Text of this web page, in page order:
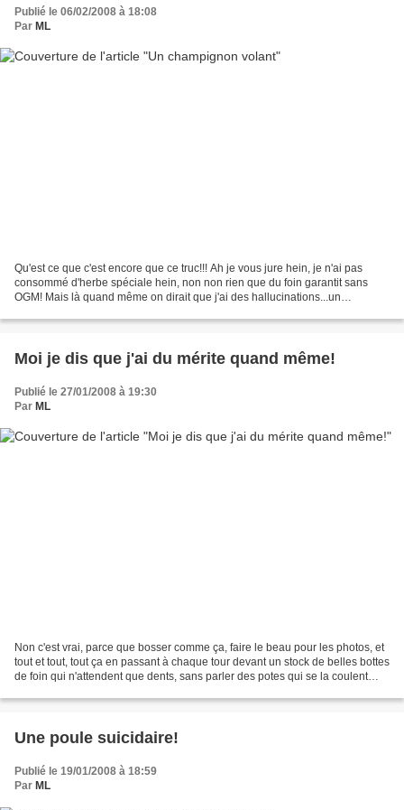
Publié le 06/02/2008 à 18:08
Par ML
Qu'est ce que c'est encore que ce truc!!! Ah je vous jure hein, je n'ai pas
consommé d'herbe spéciale hein, non non rien que du foin garantit sans
OGM! Mais là quand même on dirait que j'ai des hallucinations...un
Moi je dis que j'ai du mérite quand même!
Publié le 27/01/2008 à 19:30
Par ML
Non c'est vrai, parce que bosser comme ça, faire le beau pour les photos, et
tout et tout, tout ça en passant à chaque tour devant un stock de belles bottes
de foin qui n'attendent que dents, sans parler des potes qui se la coulent
Une poule suicidaire!
Publié le 19/01/2008 à 18:59
Par ML